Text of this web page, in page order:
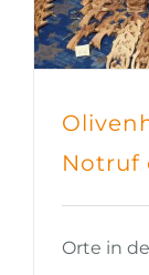
Notruf
Orte in